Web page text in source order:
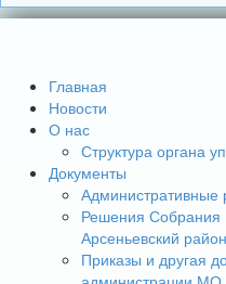
Главная
Новости
О нас
Структура органа
Документы
Административные
Решения
Арсеньевский район
Приказы и другая